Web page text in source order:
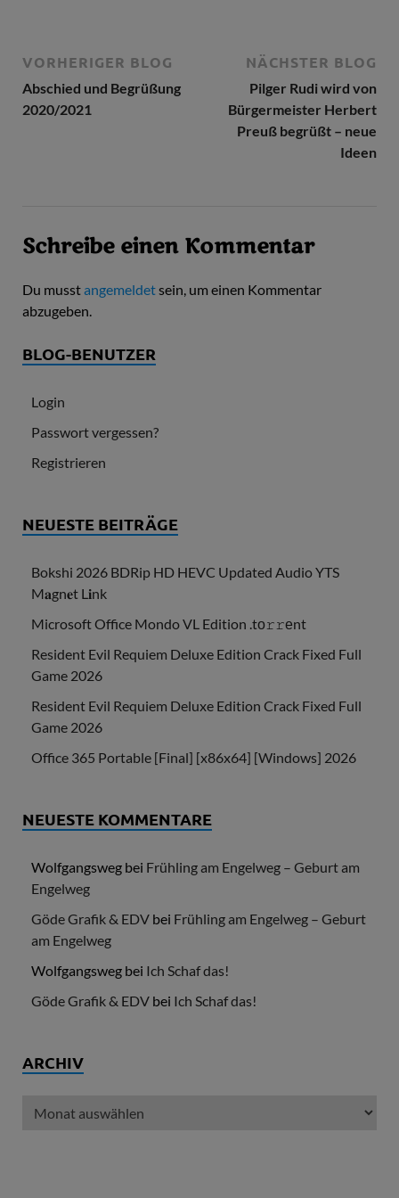
VORHERIGER BLOG
Abschied und Begrüßung
2020/2021
NÄCHSTER BLOG
Pilger Rudi wird von
Bürgermeister Herbert
Preuß begrüßt – neue
Ideen
Schreibe einen Kommentar
Du musstangemeldetsein, um einen Kommentar
abzugeben.
BLOG-BENUTZER
Login
Passwort vergessen?
Registrieren
NEUESTE BEITRÄGE
Bokshi 2026 BDRip HD HEVC Updated Audio YTS
M𝐚gn𝐞t L𝐢nk
Microsoft Office Mondo VL Edition .tо𝚛𝚛еnt
Resident Evil Requiem Deluxe Edition Crack Fixed Full
Game 2026
Resident Evil Requiem Deluxe Edition Crack Fixed Full
Game 2026
Office 365 Portable [Final] [x86x64] [Windows] 2026
NEUESTE KOMMENTARE
Wolfgangsweg bei Frühling am Engelweg – Geburt am
Engelweg
Göde Grafik & EDV bei Frühling am Engelweg – Geburt
am Engelweg
Wolfgangsweg bei Ich Schaf das!
Göde Grafik & EDV bei Ich Schaf das!
ARCHIV